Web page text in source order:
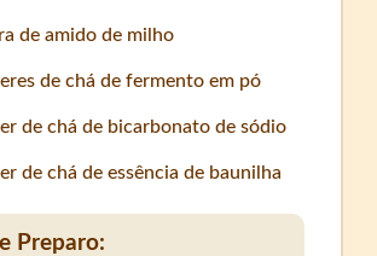
de amido de milho
de chá de fermento em pó
de chá de bicarbonato de sódio
de chá de essência de baunilha
Preparo: